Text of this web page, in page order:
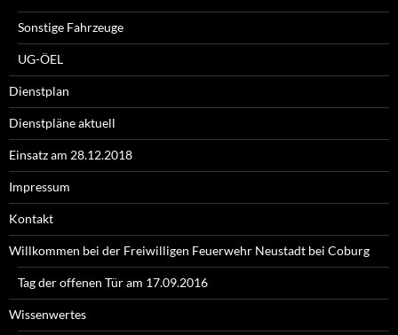
Sonstige Fahrzeuge
UG-ÖEL
Dienstplan
Dienstpläne aktuell
Einsatz am 28.12.2018
Impressum
Kontakt
Willkommen bei der Freiwilligen Feuerwehr Neustadt bei Coburg
Tag der offenen Tür am 17.09.2016
Wissenwertes